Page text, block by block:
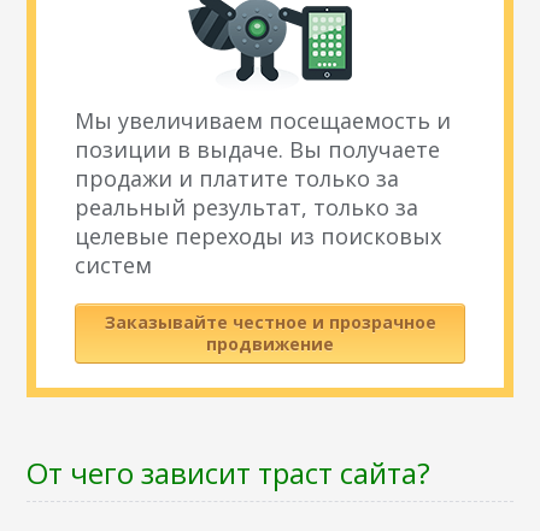
Мы увеличиваем посещаемость и
позиции в выдаче. Вы получаете
продажи и платите только за
реальный результат, только за
целевые переходы из поисковых
систем
Заказывайте честное и прозрачное
продвижение
От чего зависит траст сайта?